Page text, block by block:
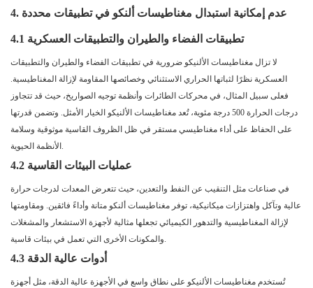
4. عدم إمكانية استبدال مغناطيسات ألنكو في تطبيقات محددة
4.1 تطبيقات الفضاء والطيران والتطبيقات العسكرية
لا تزال مغناطيسات الألنيكو ضرورية في تطبيقات الفضاء والطيران والتطبيقات
العسكرية نظرًا لثباتها الحراري الاستثنائي وخصائصها المقاومة لإزالة المغناطيسية.
فعلى سبيل المثال، في محركات الطائرات وأنظمة توجيه الصواريخ، حيث قد تتجاوز
درجات الحرارة 500 درجة مئوية، تُعد مغناطيسات الألنيكو الخيار الأمثل. وتضمن قدرتها
على الحفاظ على أداء مغناطيسي مستقر في ظل الظروف القاسية موثوقية وسلامة
الأنظمة الحيوية.
4.2 عمليات البيئات القاسية
في صناعات مثل التنقيب عن النفط والتعدين، حيث تتعرض المعدات لدرجات حرارة
عالية وتآكل واهتزازات ميكانيكية، توفر مغناطيسات ألنكو متانة وأداءً فائقين. ومقاومتها
لإزالة المغناطيسية والتدهور الكيميائي تجعلها مثالية لأجهزة الاستشعار والمشغلات
والمكونات الأخرى التي تعمل في بيئات قاسية.
4.3 أدوات عالية الدقة
تُستخدم مغناطيسات الألنيكو على نطاق واسع في الأجهزة عالية الدقة، مثل أجهزة